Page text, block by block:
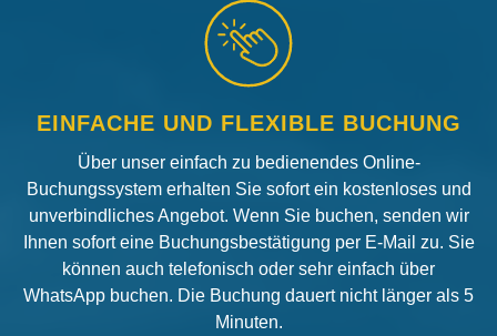
EINFACHE UND FLEXIBLE BUCHUNG
Über unser einfach zu bedienendes Online-
Buchungssystem erhalten Sie sofort ein kostenloses und
unverbindliches Angebot. Wenn Sie buchen, senden wir
Ihnen sofort eine Buchungsbestätigung per E-Mail zu. Sie
können auch telefonisch oder sehr einfach über
WhatsApp buchen. Die Buchung dauert nicht länger als 5
Minuten.